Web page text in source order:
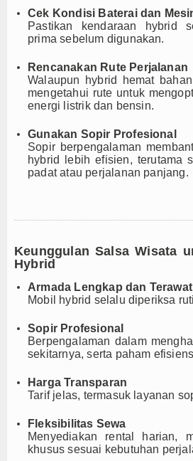
Cek Kondisi Baterai dan
Pastikan kendaraan hybrid
prima sebelum digunakan.
Rencanakan Rute Perjalanan
Walaupun hybrid hemat
mengetahui rute untuk
energi listrik dan bensin.
Gunakan Sopir Profesional
Sopir berpengalaman
hybrid lebih efisien, terutama
padat atau perjalanan panjang.
Keunggulan Salsa Wisata
Hybrid
Armada Lengkap dan Terawat
Mobil hybrid selalu diperiksa
Sopir Profesional
Berpengalaman dalam
sekitarnya, serta paham
Harga Transparan
Tarif jelas, termasuk layanan
Fleksibilitas Sewa
Menyediakan rental harian,
khusus sesuai kebutuhan